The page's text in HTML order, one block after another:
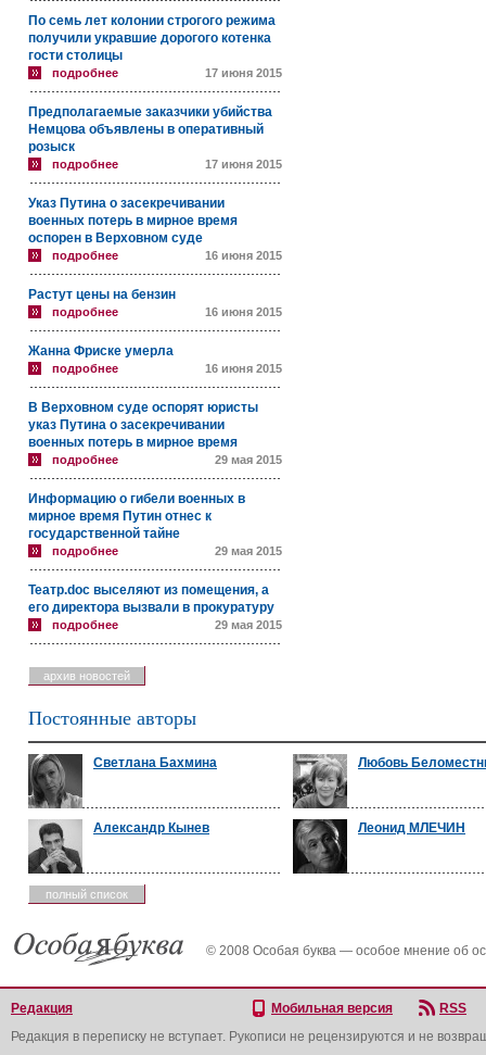
По семь лет колонии строгого режима
получили укравшие дорогого котенка
гости столицы
подробнее 17 июня 2015
Предполагаемые заказчики убийства
Немцова объявлены в оперативный
розыск
подробнее 17 июня 2015
Указ Путина о засекречивании
военных потерь в мирное время
оспорен в Верховном суде
подробнее 16 июня 2015
Растут цены на бензин
подробнее 16 июня 2015
Жанна Фриске умерла
подробнее 16 июня 2015
В Верховном суде оспорят юристы
указ Путина о засекречивании
военных потерь в мирное время
подробнее 29 мая 2015
Информацию о гибели военных в
мирное время Путин отнес к
государственной тайне
подробнее 29 мая 2015
Театр.doc выселяют из помещения, а
его директора вызвали в прокуратуру
подробнее 29 мая 2015
архив новостей
Постоянные авторы
Светлана Бахмина Любовь
Александр Кынев Леонид МЛЕЧИН
полный список
© 2008 Особая буква — особое мнение об
Редакция Мобильная версия
RSS
Редакция в переписку не вступает. Рукописи не рецензируются и не